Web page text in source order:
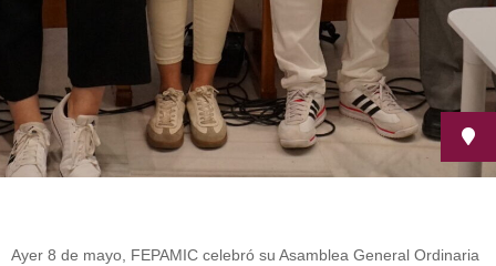
Ayer 8 de mayo, FEPAMIC celebró su Asamblea General Ordinaria